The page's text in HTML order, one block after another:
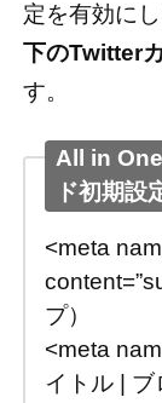
定を有効にし
下のTwitter
す。
All in
ド初期設
<meta
プ）
<meta
イトル | ブ